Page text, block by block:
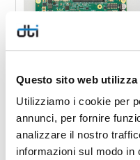
Questo sito web utilizza
Utilizziamo i cookie per
annunci, per fornire
analizzare il nostro
informazioni sul modo
DTOUCH-2
Piattaforma ad
elevate prestazioni,